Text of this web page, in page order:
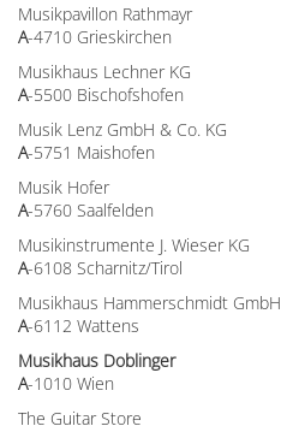
Musikpavillon Rathmayr
A-4710 Grieskirchen
Musikhaus Lechner KG
A-5500 Bischofshofen
Musik Lenz GmbH & Co. KG
A-5751 Maishofen
Musik Hofer
A-5760 Saalfelden
Musikinstrumente J. Wieser KG
A-6108 Scharnitz/Tirol
Musikhaus Hammerschmidt GmbH
A-6112 Wattens
Musikhaus Doblinger
A-1010 Wien
The Guitar Store